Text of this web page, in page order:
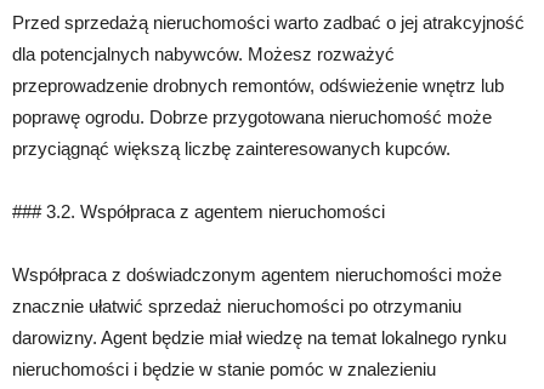
Przed sprzedażą nieruchomości warto zadbać o jej atrakcyjność
dla potencjalnych nabywców. Możesz rozważyć
przeprowadzenie drobnych remontów, odświeżenie wnętrz lub
poprawę ogrodu. Dobrze przygotowana nieruchomość może
przyciągnąć większą liczbę zainteresowanych kupców.
### 3.2. Współpraca z agentem nieruchomości
Współpraca z doświadczonym agentem nieruchomości może
znacznie ułatwić sprzedaż nieruchomości po otrzymaniu
darowizny. Agent będzie miał wiedzę na temat lokalnego rynku
nieruchomości i będzie w stanie pomóc w znalezieniu